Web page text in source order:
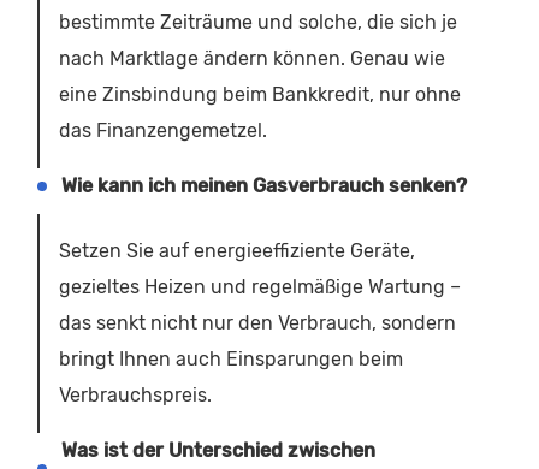
bestimmte Zeiträume und solche, die sich je
nach Marktlage ändern können. Genau wie
eine Zinsbindung beim Bankkredit, nur ohne
das Finanzengemetzel.
Wie kann ich meinen Gasverbrauch senken?
Setzen Sie auf energieeffiziente Geräte,
gezieltes Heizen und regelmäßige Wartung –
das senkt nicht nur den Verbrauch, sondern
bringt Ihnen auch Einsparungen beim
Verbrauchspreis.
Was ist der Unterschied zwischen